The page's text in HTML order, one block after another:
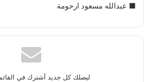
■ عبدالله مسعود ارحومة
ليصلك كل جديد أشترك في